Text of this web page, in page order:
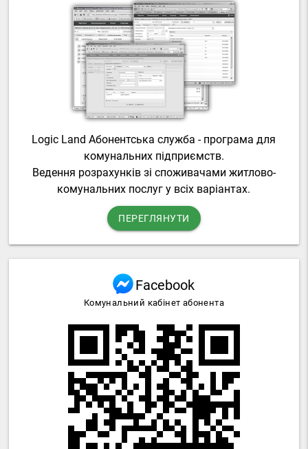
Logic Land Абонентська служба - програма для
комунальних підприємств.
Ведення розрахунків зі споживачами житлово-
комунальних послуг у всіх варіантах.
ПЕРЕГЛЯНУТИ
Facebook
Комунальний кабінет абонента